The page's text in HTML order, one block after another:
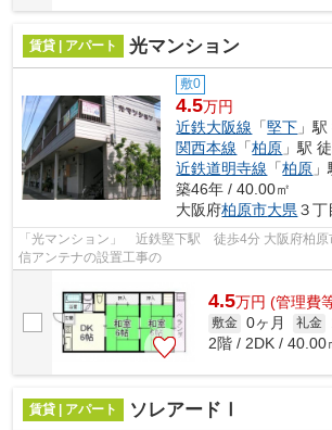
賃貸 | アパート 光マンション
敷0
4.5万円
近鉄大阪線 「堅下 」
関西本線 「柏原 」駅
近鉄道明寺線 「柏原
築46年 / 40.00㎡
大阪府柏原市大県 ３
「光マンション」 近鉄堅下駅 徒歩4分 大阪府柏原市大
信アンテナの設置工事の
4.5万円 (管理費
敷金 0ヶ月 礼金
2階 / 2DK / 40.00
賃貸 | アパート ソレアードⅠ